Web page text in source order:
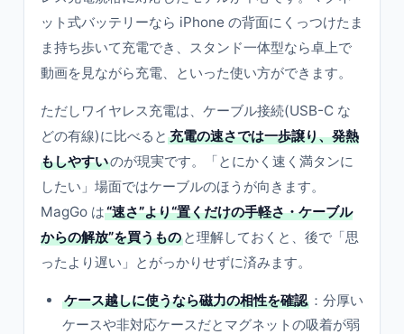
ット式バッテリーなら iPhone の背面にくっつけたま
ま持ち歩いて充電でき、スタンド一体型なら卓上で
動画を見ながら充電、といった使い方ができます。
ただしワイヤレス充電は、ケーブル接続(USB-C な
どの有線)に比べると 充電の速さでは一歩譲り、発熱
もしやすいのが現実です。「とにかく速く満タンに
したい」場面ではケーブルのほうが向きます。
MagGo は“速さ”より“置くだけの手軽さ・ケーブル
からの解放”を買うもの と理解しておくと、後で「思
ったより遅い」とがっかりせずに済みます。
ケース越しに使うなら磁力の相性を確認 ：分厚い
ケースや非対応ケースだとマグネットの吸着が弱